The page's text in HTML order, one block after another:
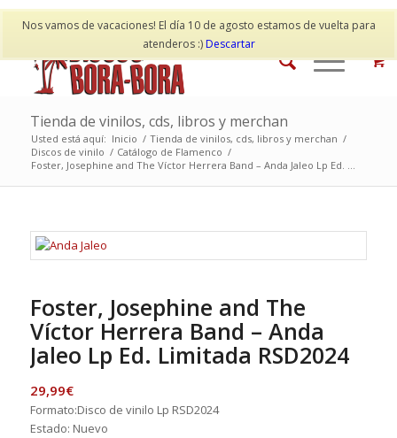
Nos vamos de vacaciones! El día 10 de agosto estamos de vuelta para
atenderos :)Descartar
Mi cuenta Contacto
Tienda de vinilos, cds, libros y merchan
Usted está aquí: Inicio / Tienda de vinilos, cds, libros y merchan /
Discos de vinilo / Catálogo de Flamenco /
Foster, Josephine and The Víctor Herrera Band – Anda Jaleo Lp Ed. ...
Foster, Josephine and The
Víctor Herrera Band – Anda
Jaleo Lp Ed. Limitada RSD2024
29,99€
Formato:Disco de vinilo Lp RSD2024
Estado: Nuevo